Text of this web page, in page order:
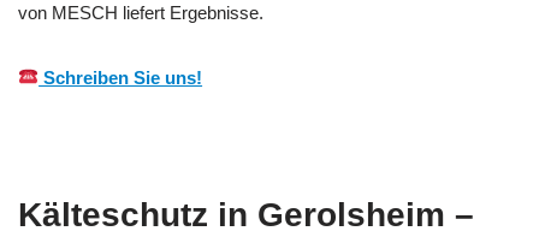
von MESCH liefert Ergebnisse.
Schreiben Sie uns!
Kälteschutz in Gerolsheim –